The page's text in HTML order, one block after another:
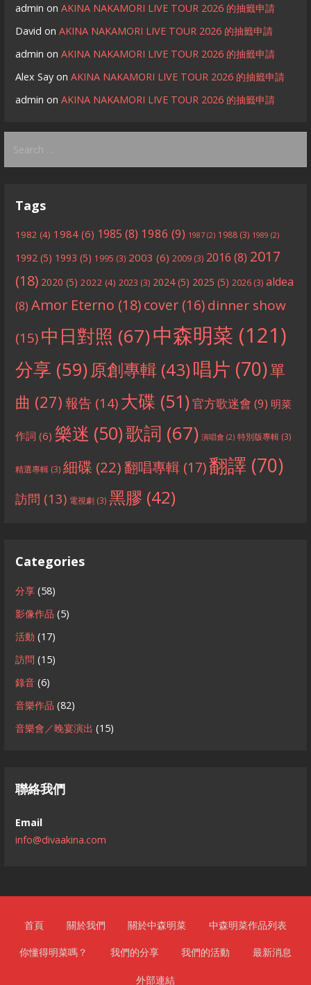
admin onAKINA NAKAMORI LIVE TOUR 2026 的抽籤申請
David onAKINA NAKAMORI LIVE TOUR 2026 的抽籤申請
admin onAKINA NAKAMORI LIVE TOUR 2026 的抽籤申請
Alex Say onAKINA NAKAMORI LIVE TOUR 2026 的抽籤申請
admin onAKINA NAKAMORI LIVE TOUR 2026 的抽籤申請
for:
Tags
1982 (4) 1984 (6) 1985 (8) 1986 (9) 1987 (2) 1988 (3) 1989 (2)
1992 (5) 1993 (5) 1995 (3) 2003 (6) 2009 (3) 2016 (8) 2017
(18) 2020 (5) 2022 (4) 2023 (3) 2024(5) 2025 (5) 2026 (3) aldea
(8) Amor Eterno (18)cover (16)dinner show
(15)中日對照 (67)中森明菜 (121)
分享 (59)原創專輯 (43)唱片 (70)單
曲 (27) 報告 (14)大碟 (51) 官方歌迷會 (9) 明菜
作詞 (6) 樂迷 (50)歌詞 (67) 演唱會 (2) 特別版專輯 (3)
精選專輯 (3) 細碟 (22)翻唱專輯 (17)翻譯 (70)
訪問 (13) 電視劇 (3) 黑膠 (42)
Categories
分享 (58)
影像作品 (5)
活動 (17)
訪問 (15)
錄音 (6)
音樂作品 (82)
音樂會／晚宴演出 (15)
聯絡我們
Email
info@divaakina.com
首頁 關於我們 關於中森明菜 中森明菜作品列表
你懂得明菜嗎？ 我們的分享 我們的活動 最新消息
外部連結